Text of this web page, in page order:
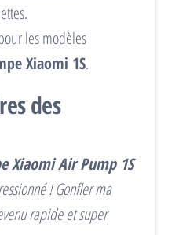
les modèles
Xiaomi 1S.
des
Xiaomi Air Pump 1S
! Gonfler ma
rapide et super